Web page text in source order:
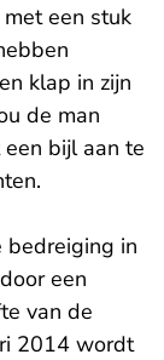
een stuk
klap in zijn
de man
bijl aan te
bedreiging in
een
van de
2014 wordt